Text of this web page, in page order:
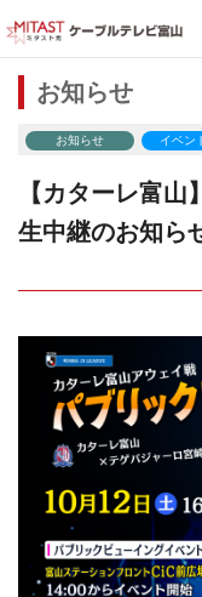
お知らせ
お知らせ イベン
【カターレ富
生中継のお知ら